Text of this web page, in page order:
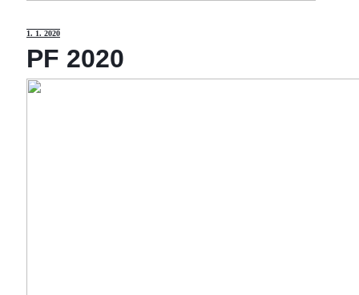
1. 1. 2020
PF 2020